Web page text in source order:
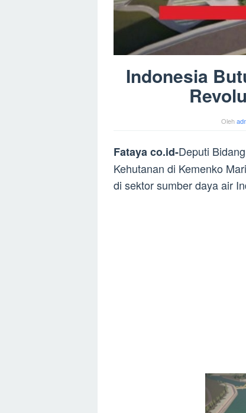
Indonesia
Oleh
Fataya co.id-Deputi
Kehutanan di Kemenko
di sektor sumber daya air